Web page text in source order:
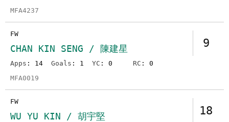
MFA4237
9
FW
CHAN KIN SENG / 陳建星
Apps : 14 Goals : 1 YC : 0 RC : 0
MFA0019
18
FW
WU YU KIN / 胡宇堅